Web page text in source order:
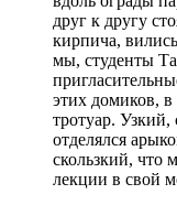
друг к другу
кирпича,
мы, студенты
этих домиков, в
тротуар.
отделялся
скользкий, что
лекции в свой